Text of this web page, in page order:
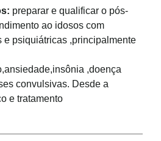
preparar e qualificar o pós-
ao idosos com
e psiquiátricas ,principalmente
,doença
convulsivas. Desde a
e tratamento